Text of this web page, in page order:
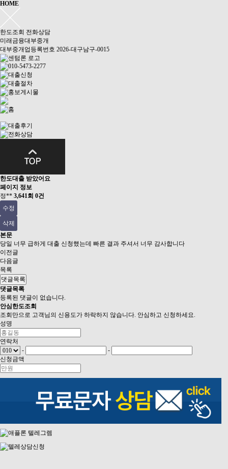
HOME
한도조회 전화상담
미래금융대부중개
대부중개업등록번호 2026-대구남구-0015
한도대출 받았어요
페이지 정보
정** 3,641회 0건
수정
삭제
본문
당일 너무 급하게 대출 신청했는데 빠른 결과 주셔서 너무 감사합니다
이전글
다음글
목록
댓글목록
댓글목록
등록된 댓글이 없습니다.
안심 한도조회
조회만으로 고객님의 신용도가 하락하지 않습니다. 안심하고 신청하세요.
성명
연락처
-
-
신청금액